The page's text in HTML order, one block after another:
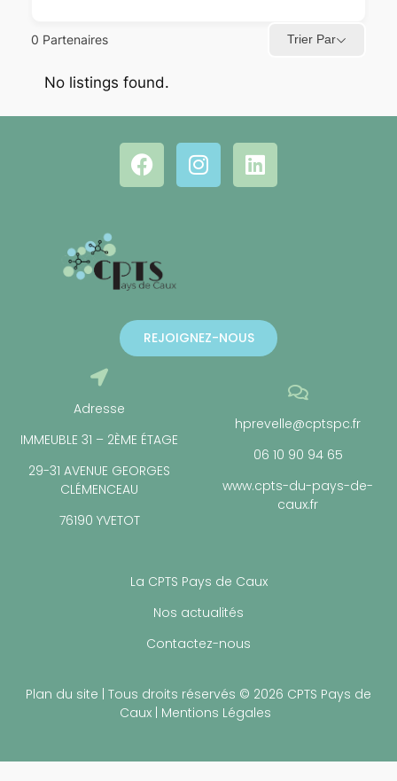
0 Partenaires Trier Par
No listings found.
REJOIGNEZ-NOUS
Adresse
IMMEUBLE 31 – 2ÈME ÉTAGE
29-31 AVENUE GEORGES
CLÉMENCEAU
76190 YVETOT
hprevelle@cptspc.fr
06 10 90 94 65
www.cpts-du-pays-de-
caux.fr
La CPTS Pays de Caux
Nos actualités
Contactez-nous
Plan du site | Tous droits réservés © 2026 CPTS Pays de
Caux | Mentions Légales